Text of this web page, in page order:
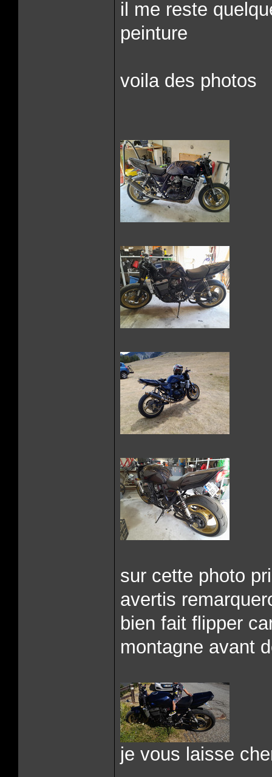
il me reste
peinture
voila des photos
sur cette photo
avertis
bien fait flipper
montagne avant
je vous laisse